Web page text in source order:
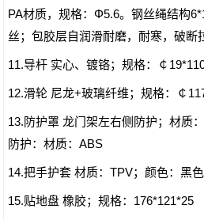
PA材质，规格：Φ5.6。钢丝绳结构
丝；包胶层自润滑耐磨，耐寒，破
11.导杆 实心、镀铬；规格：￠
12.滑轮 尼龙+玻璃纤维；规格：￠
13.防护罩 龙门架左右侧防护；材质
防护：材质：ABS
14.把手护套 材质：TPV；颜色：黑
15.贴地盘 橡胶；规格：176*121*25